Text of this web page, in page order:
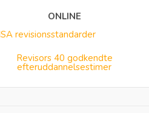
ONLINE
Revisors 40 godkendte
efteruddannelsestimer